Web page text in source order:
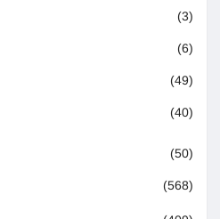
(3)
(6)
(49)
(40)
(50)
(568)